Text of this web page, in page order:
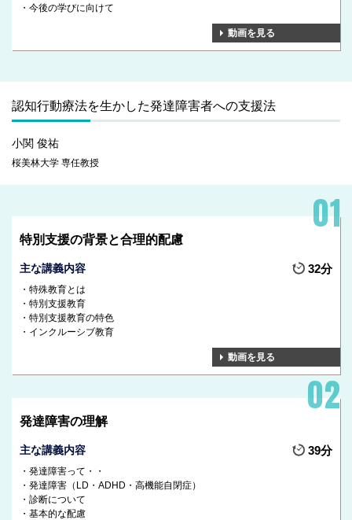
今後の学びに向けて
動画を見る
認知行動療法を生かした発達障害者への支援法
小関 俊祐
桜美林大学 専任教授
特別支援の背景と合理的配慮
主な講義内容 32分
特殊教育とは
特別支援教育
特別支援教育の特色
インクルーシブ教育
動画を見る
発達障害の理解
主な講義内容 39分
発達障害って・・
発達障害（LD・ADHD・高機能自閉症）
診断について
基本的な配慮